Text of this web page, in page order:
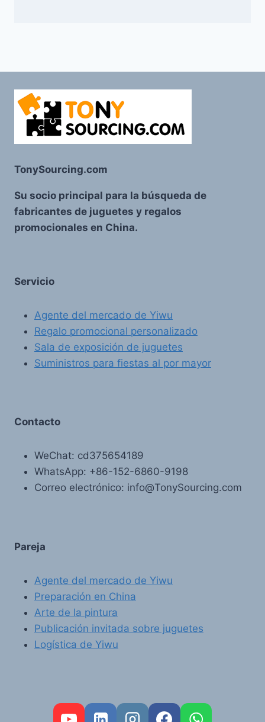
TonySourcing.com
Su socio principal para la búsqueda de
fabricantes de juguetes y regalos
promocionales en China.
Servicio
Agente del mercado de Yiwu
Regalo promocional personalizado
Sala de exposición de juguetes
Suministros para fiestas al por mayor
Contacto
WeChat: cd375654189
WhatsApp: +86-152-6860-9198
Correo electrónico: info@TonySourcing.com
Pareja
Agente del mercado de Yiwu
Preparación en China
Arte de la pintura
Publicación invitada sobre juguetes
Logística de Yiwu